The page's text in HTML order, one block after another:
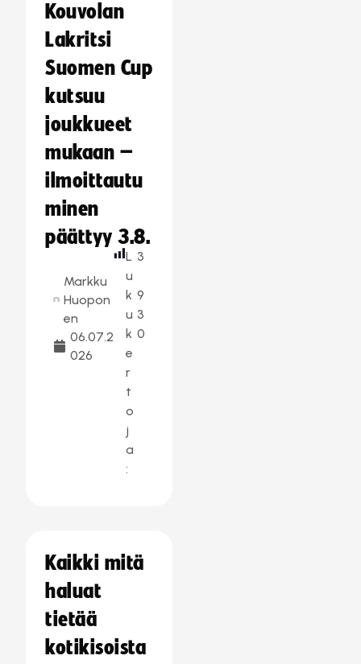
Kouvolan
Lakritsi
Suomen Cup
kutsuu
joukkueet
mukaan –
ilmoittautu
minen
päättyy 3.8.
Markku
Huopon
en
06.07.2
026
L
u
k
u
k
e
r
t
o
j
a
:
3
9
3
0
Kaikki mitä
haluat
tietää
kotikisoista